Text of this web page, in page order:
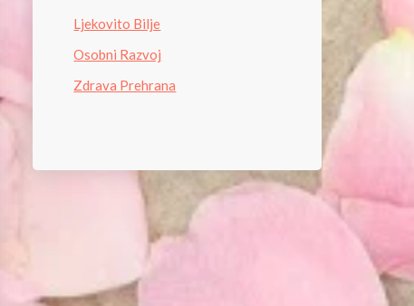
Ljekovito Bilje
Osobni Razvoj
Zdrava Prehrana